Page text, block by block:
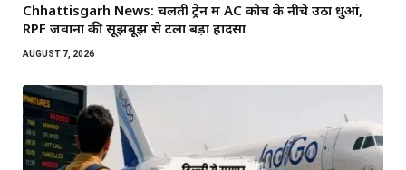
Chhattisgarh News: चलती ट्रेन में AC कोच के नीचे उठा धुआं,
RPF जवानों की सूझबूझ से टला बड़ा हादसा
AUGUST 7, 2026